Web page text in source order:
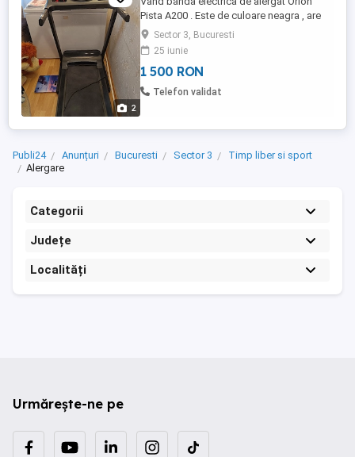
2
Pista A200 . Este de culoare neagra , are
42 de kg , sistemul de pliere manual este
dotat cu dispozitiv de blocare depliere .
Dimensiunile permit depozitarea in debara
. Aparatul permite greutatea persoanei de
120 kg . Motorul electric are o putere
Sector 3, Bucuresti
25 iunie
1 500 RON
Telefon validat
Publi24 Anunțuri Bucuresti Sector 3
Timp liber si sport
Alergare
Categorii
Județe
Localități
Urmărește-ne pe